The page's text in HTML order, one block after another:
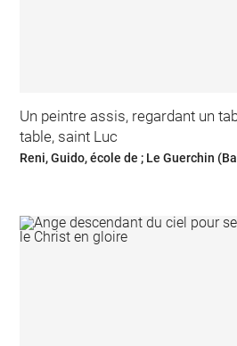
Un peintre assis, regardant un
table, saint Luc
Reni, Guido, école de ; Le